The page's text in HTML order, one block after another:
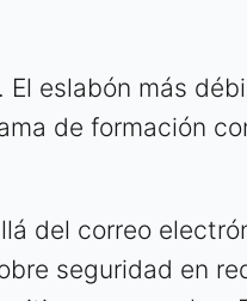
eslabón más
de formación
del correo
seguridad en